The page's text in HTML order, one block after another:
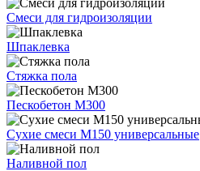
Смеси для гидроизоляции
Шпаклевка
Стяжка пола
Пескобетон М300
Сухие смеси М150 универсальные
Наливной пол